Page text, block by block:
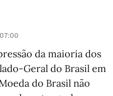
da maioria dos
Geral do Brasil em
do Brasil não